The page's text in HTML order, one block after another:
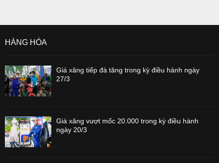
HÀNG HÓA
Giá xăng tiếp đà tăng trong kỳ điều hành ngày
27/3
Giá xăng vượt mốc 20.000 trong kỳ điều hành
ngày 20/3